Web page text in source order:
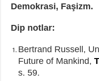
Demokrasi, Faşizm.
Dip notlar:
Bertrand Russell,
Future of Mankind,
s. 59.